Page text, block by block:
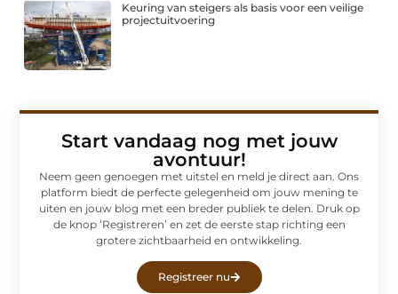
Keuring van steigers als basis voor een veilige
projectuitvoering
Start vandaag nog met jouw
avontuur!
Neem geen genoegen met uitstel en meld je direct aan. Ons
platform biedt de perfecte gelegenheid om jouw mening te
uiten en jouw blog met een breder publiek te delen. Druk op
de knop ‘Registreren’ en zet de eerste stap richting een
grotere zichtbaarheid en ontwikkeling.
Registreer nu